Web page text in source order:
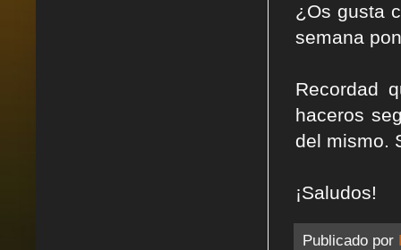
¿Os gusta
semana
Recordad
haceros
del mismo.
¡Saludos!
Publicado por